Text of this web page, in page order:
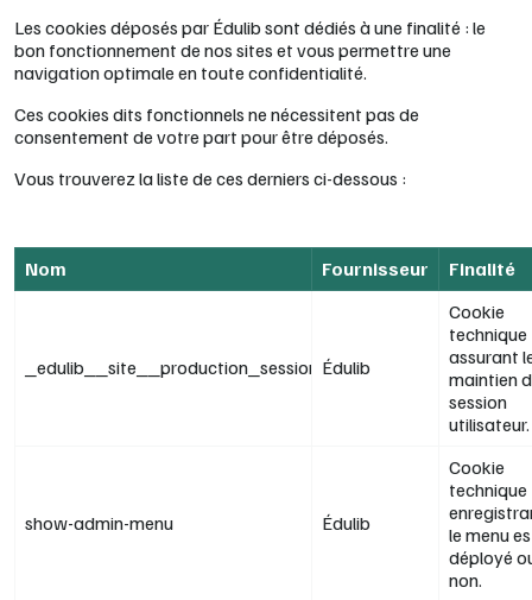
Les cookies déposés par Édulib sont dédiés à une finalité : le
bon fonctionnement de nos sites et vous permettre une
navigation optimale en toute confidentialité.
Ces cookies dits fonctionnels ne nécessitent pas de
consentement de votre part pour être déposés.
Vous trouverez la liste de ces derniers ci-dessous :
Nom Fournisseur Finalité
_edulib__site__production_session Édulib
Cookie
technique
assurant
maintien
session
utilisateur.
show-admin-menu Édulib
Cookie
technique
le menu
déployé
non.